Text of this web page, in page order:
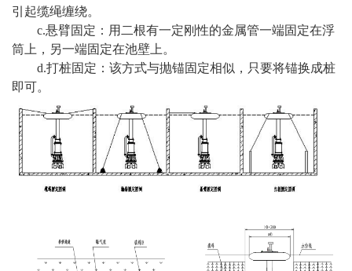
引起缆绳缠绕。
c.悬臂固定：用二根有一定刚性的金属管一端固定在浮
筒上，另一端固定在池壁上。
d.打桩固定：该方式与抛锚固定相似，只要将锚换成桩
即可。